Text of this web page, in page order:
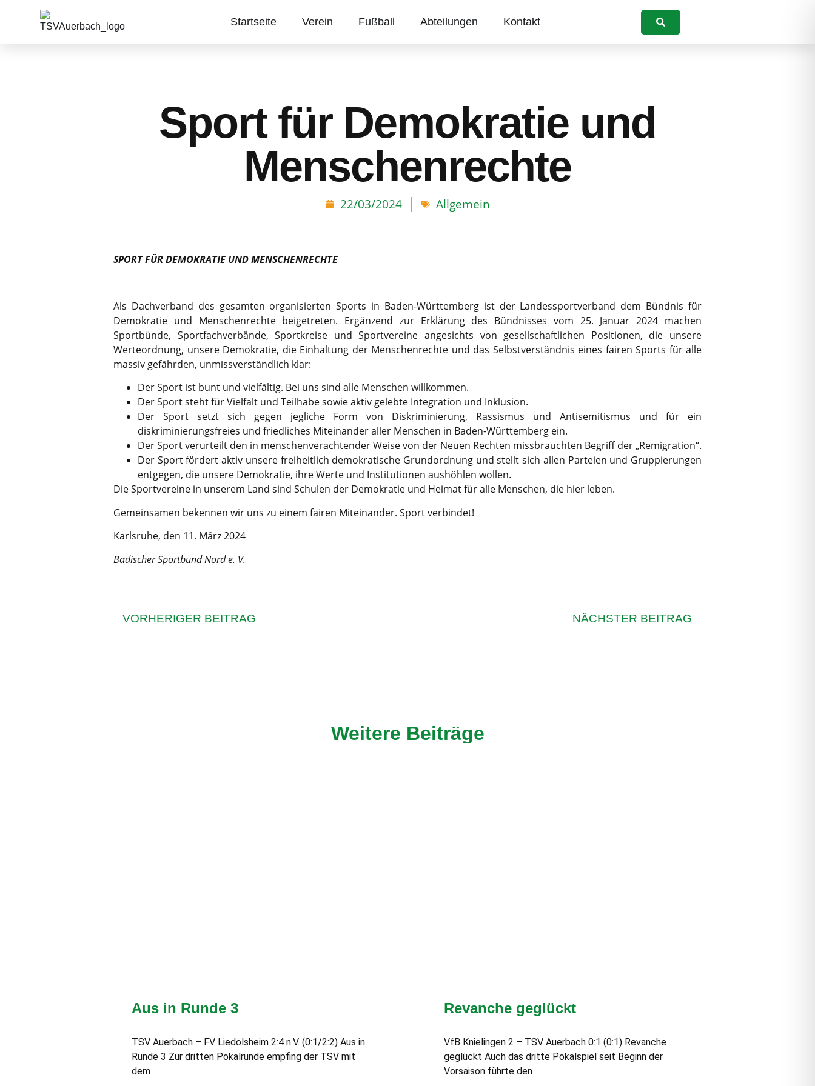
Startseite Verein Fußball Abteilungen Kontakt Suchen
Sport für Demokratie und
Menschenrechte
22/03/2024 Allgemein
SPORT FÜR DEMOKRATIE UND MENSCHENRECHTE
Als Dachverband des gesamten organisierten Sports in Baden-Württemberg ist der Landessportverband dem Bündnis für
Demokratie und Menschenrechte beigetreten. Ergänzend zur Erklärung des Bündnisses vom 25. Januar 2024 machen
Sportbünde, Sportfachverbände, Sportkreise und Sportvereine angesichts von gesellschaftlichen Positionen, die unsere
Werteordnung, unsere Demokratie, die Einhaltung der Menschenrechte und das Selbstverständnis eines fairen Sports für alle
massiv gefährden, unmissverständlich klar:
Der Sport ist bunt und vielfältig. Bei uns sind alle Menschen willkommen.
Der Sport steht für Vielfalt und Teilhabe sowie aktiv gelebte Integration und Inklusion.
Der Sport setzt sich gegen jegliche Form von Diskriminierung, Rassismus und Antisemitismus und für ein
diskriminierungsfreies und friedliches Miteinander aller Menschen in Baden-Württemberg ein.
Der Sport verurteilt den in menschenverachtender Weise von der Neuen Rechten missbrauchten Begriff der „Remigration“.
Der Sport fördert aktiv unsere freiheitlich demokratische Grundordnung und stellt sich allen Parteien und Gruppierungen
entgegen, die unsere Demokratie, ihre Werte und Institutionen aushöhlen wollen.
Die Sportvereine in unserem Land sind Schulen der Demokratie und Heimat für alle Menschen, die hier leben.
Gemeinsamen bekennen wir uns zu einem fairen Miteinander. Sport verbindet!
Karlsruhe, den 11. März 2024
Badischer Sportbund Nord e. V.
VORHERIGER BEITRAG NÄCHSTER BEITRAG
Weitere Beiträge
Aus in Runde 3
TSV Auerbach – FV Liedolsheim 2:4 n.V. (0:1/2:2) Aus in
Runde 3 Zur dritten Pokalrunde empfing der TSV mit
dem
Revanche geglückt
VfB Knielingen 2 – TSV Auerbach 0:1 (0:1) Revanche
geglückt Auch das dritte Pokalspiel seit Beginn der
Vorsaison führte den